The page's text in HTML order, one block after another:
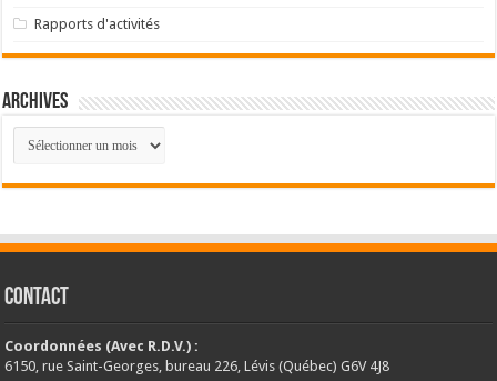
Rapports d'activités
Archives
Archives
CONTACT
Coordonnées (Avec R.D.V.) :
6150, rue Saint-Georges, bureau 226, Lévis (Québec) G6V 4J8